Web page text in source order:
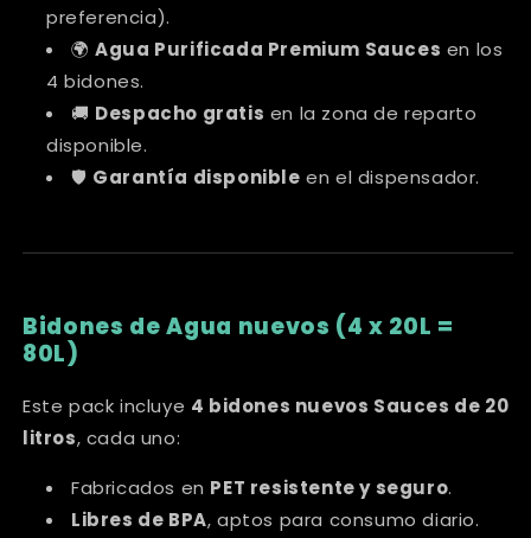
preferencia).
🌍Agua Purificada Premium Sauces en los
4 bidones.
🚚 Despacho gratis en la zona de reparto
disponible.
🛡️ Garantía disponible en el dispensador.
Bidones de Agua nuevos (4 x 20L =
80L)
Este pack incluye 4 bidones nuevos Sauces de 20
litros, cada uno:
Fabricados en PET resistente y seguro.
Libres de BPA, aptos para consumo diario.